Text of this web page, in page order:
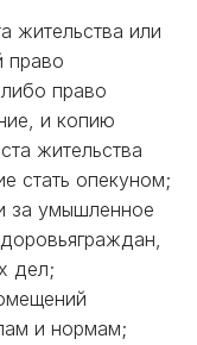
жительства или
право
право
и копию
жительства
стать опекуном;
за умышленное
дел;
и нормам;